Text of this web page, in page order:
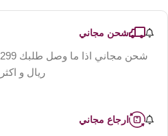
شحن مجاني
شحن مجاني اذا ما وصل طلبك 299
ريال و اكثر
ارجاع مجاني